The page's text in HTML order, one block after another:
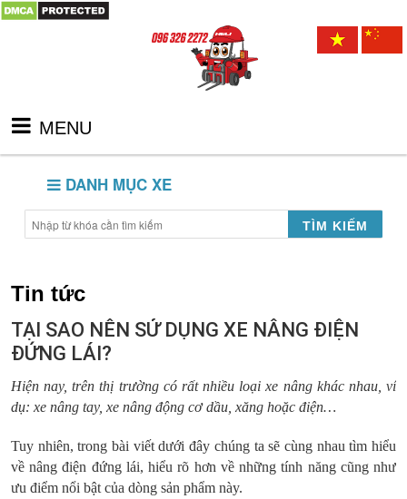
MENU
DANH MỤC XE
TÌM KIẾM
Tin tức
TẠI SAO NÊN SỬ DỤNG XE NÂNG ĐIỆN
ĐỨNG LÁI?
Hiện nay, trên thị trường có rất nhiều loại xe nâng khác nhau, ví
dụ: xe nâng tay, xe nâng động cơ dầu, xăng hoặc điện…
Tuy nhiên, trong bài viết dưới đây chúng ta sẽ cùng nhau tìm hiểu
về nâng điện đứng lái, hiểu rõ hơn về những tính năng cũng như
ưu điểm nổi bật của dòng sản phẩm này.